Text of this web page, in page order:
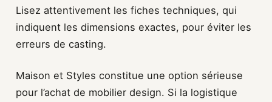
Lisez attentivement les fiches techniques, qui
indiquent les dimensions exactes, pour éviter les
erreurs de casting.
Maison et Styles constitue une option sérieuse
pour l’achat de mobilier design. Si la logistique